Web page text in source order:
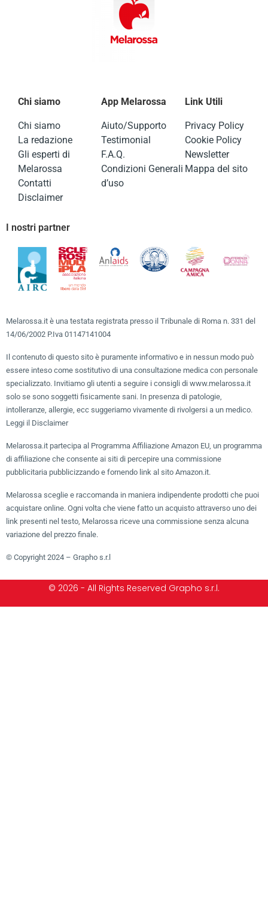
Chi siamo
Chi siamo
La redazione
Gli esperti di
Melarossa
Contatti
Disclaimer
App Melarossa
Aiuto/Supporto
Testimonial
F.A.Q.
Condizioni Generali
d’uso
Link Utili
Privacy Policy
Cookie Policy
Newsletter
Mappa del sito
I nostri partner
Melarossa.it è una testata registrata presso il Tribunale di Roma n. 331 del
14/06/2002 P.Iva 01147141004
Il contenuto di questo sito è puramente informativo e in nessun modo può
essere inteso come sostitutivo di una consultazione medica con personale
specializzato. Invitiamo gli utenti a seguire i consigli di www.melarossa.it
solo se sono soggetti fisicamente sani. In presenza di patologie,
intolleranze, allergie, ecc suggeriamo vivamente di rivolgersi a un medico.
Leggi il Disclaimer
Melarossa.it partecipa al Programma Affiliazione Amazon EU, un programma
di affiliazione che consente ai siti di percepire una commissione
pubblicitaria pubblicizzando e fornendo link al sito Amazon.it.
Melarossa sceglie e raccomanda in maniera indipendente prodotti che puoi
acquistare online. Ogni volta che viene fatto un acquisto attraverso uno dei
link presenti nel testo, Melarossa riceve una commissione senza alcuna
variazione del prezzo finale.
© Copyright 2024 – Grapho s.r.l
© 2026 - All Rights Reserved Grapho s.r.l.